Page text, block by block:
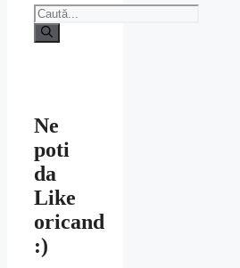
Caută
după:
Ne
poti
da
Like
oricand
:)